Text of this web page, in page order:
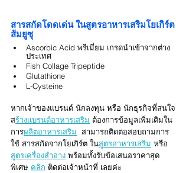
สารสกัดโดดเด่น ในสูตรอาหารเสริมโยเกิร์ต
ส้มยูซุ
Ascorbic Acid พรีเมี่ยม เกรดนำเข้าจากต่าง
ประเทศ
Fish Collage Tripeptide
Glutathione
L-Cysteine
หากเจ้าของแบรนด์ นักลงทุน หรือ นักธุรกิจที่สนใจ
สร้างแบรนด์อาหารเสริม ต้องการข้อมูลเพิ่มเติมใน
การผลิตอาหารเสริม
  สามารถติดต่อสอบถามการ
ใช้ สารสกัดจากโยเกิร์ต ในสูตรอาหารเสริม หรือ
สูตรเครื่องสำอาง พร้อมทั้งรับข้อเสนอราคาสุด
พิเศษ คลิก ติดต่อเจ้าหน้าที่ เลยค่ะ